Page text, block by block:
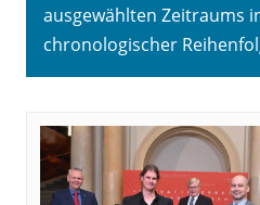
ausgewählten Zeitraums
chronologischer